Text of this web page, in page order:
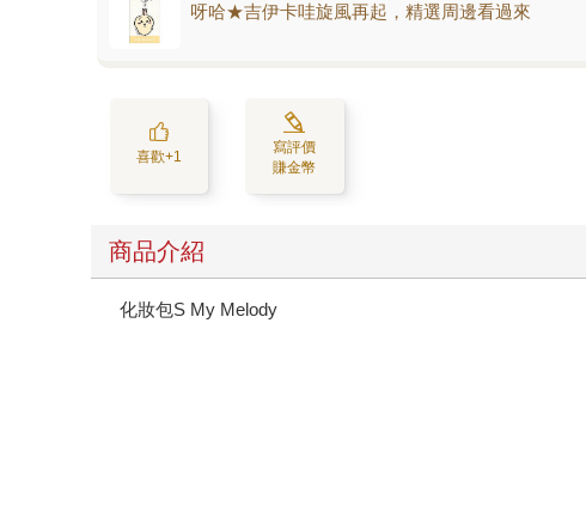
呀哈★吉伊卡哇旋風再起，精選周邊看過來
喜歡+1
寫評價
賺金幣
商品介紹
化妝包S My Melody